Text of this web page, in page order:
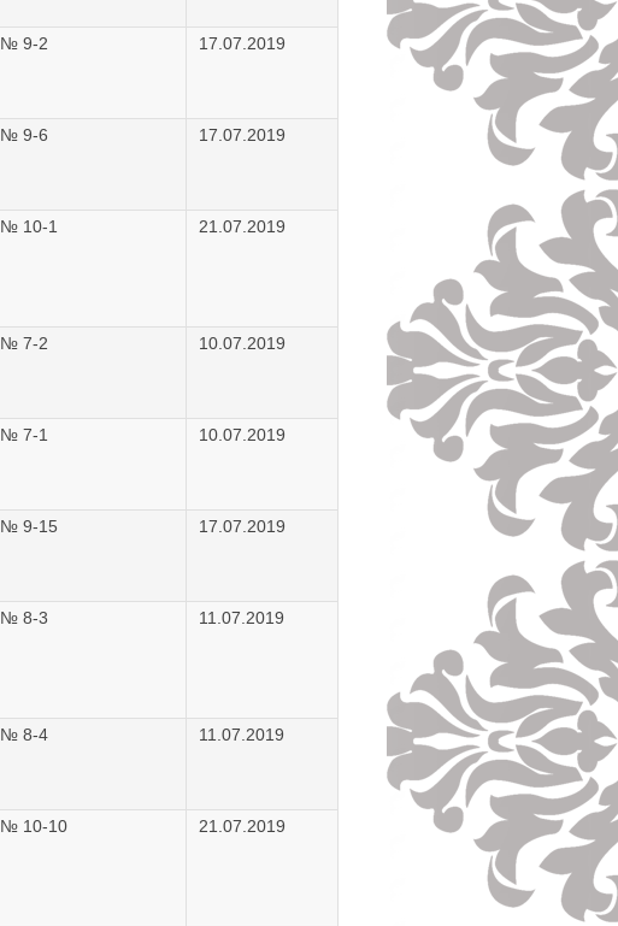
№ 9-2 17.07.2019
№ 9-6 17.07.2019
№ 10-1 21.07.2019
№ 7-2 10.07.2019
№ 7-1 10.07.2019
№ 9-15 17.07.2019
№ 8-3 11.07.2019
№ 8-4 11.07.2019
№ 10-10 21.07.2019